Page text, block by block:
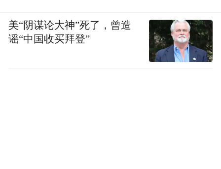
美“阴谋论大神”死了，曾造
谣“中国收买拜登”